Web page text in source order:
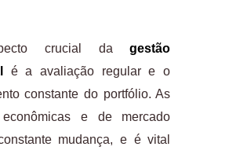
crucial dagestão
é a avaliação regular e o
constante do portfólio. As
econômicas e de mercado
mudança, e é vital